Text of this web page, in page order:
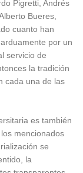
Pigretti, Andrés
Bueres,
cuanto han
por un
servicio de
la tradición
cada una de las
es también
mencionados
se
la